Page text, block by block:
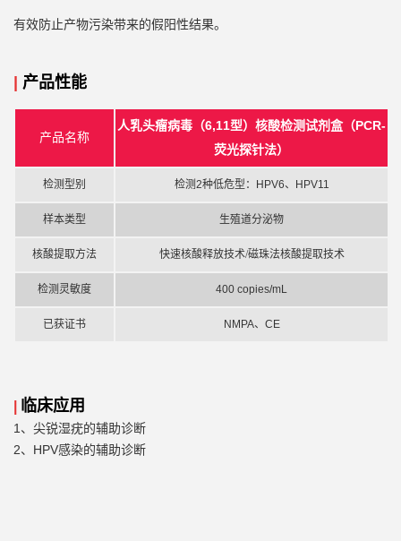
有效防止产物污染带来的假阳性结果。
产品性能
产品名称
人乳头瘤病毒（6,11型）核酸检测试剂盒（PCR-
荧光探针法）
检测型别 检测2种低危型：HPV6、HPV11
样本类型 生殖道分泌物
核酸提取方法 快速核酸释放技术/磁珠法核酸提取技术
检测灵敏度 400 copies/mL
已获证书 NMPA、CE
临床应用
1、 尖锐湿疣的辅助诊断
2、 HPV感染的辅助诊断